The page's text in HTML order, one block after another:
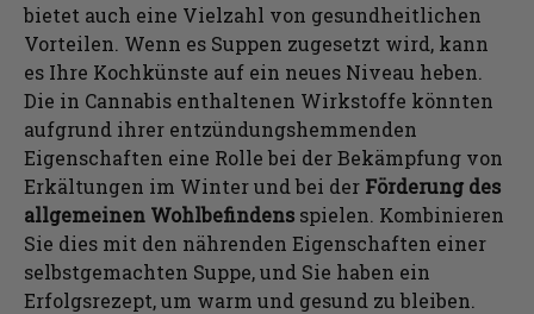
bietet auch eine Vielzahl von gesundheitlichen
Vorteilen. Wenn es Suppen zugesetzt wird, kann
es Ihre Kochkünste auf ein neues Niveau heben.
Die in Cannabis enthaltenen Wirkstoffe könnten
aufgrund ihrer entzündungshemmenden
Eigenschaften eine Rolle bei der Bekämpfung von
Erkältungen im Winter und bei der Förderung des
allgemeinen Wohlbefindens spielen. Kombinieren
Sie dies mit den nährenden Eigenschaften einer
selbstgemachten Suppe, und Sie haben ein
Erfolgsrezept, um warm und gesund zu bleiben.